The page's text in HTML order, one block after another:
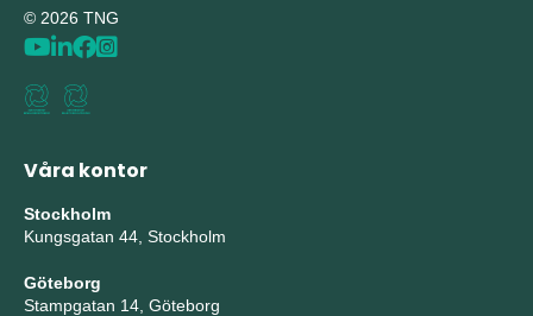
© 2026 TNG
Våra kontor
Stockholm
Kungsgatan 44, Stockholm
Göteborg
Stampgatan 14, Göteborg